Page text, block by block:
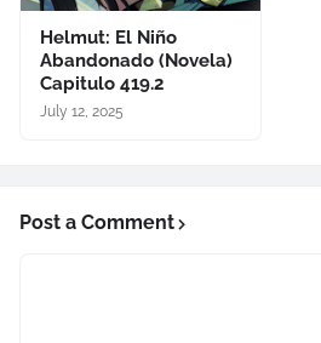
Helmut: El Niño
Abandonado (Novela)
Capitulo 419.2
July 12, 2025
Post a Comment